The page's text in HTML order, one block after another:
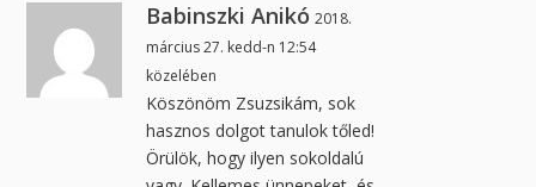
Babinszki Anikó 2018.
március 27. kedd-n 12:54
közelében
Köszönöm Zsuzsikám, sok
hasznos dolgot tanulok tőled!
Örülök, hogy ilyen sokoldalú